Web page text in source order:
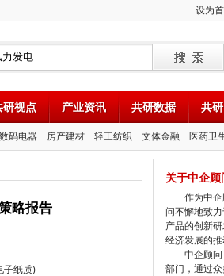
设为
研视点 产业资讯 共研数据 共
数码电器 房产建材 轻工纺织 文体金融 医药卫
略报告
子纸质)
关于中企顾
作为中企
问不懈地致
产品的创新
经济发展的推
中企顾问
部门，通过